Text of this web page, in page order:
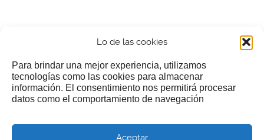
Lo de las cookies
Para brindar una mejor experiencia, utilizamos
tecnologías como las cookies para almacenar
información. El consentimiento nos permitirá procesar
datos como el comportamiento de navegación
Aceptar
¿Nos invitas a un cafecillo?
Si te gusta nuestra web puedes echar limosna a estos